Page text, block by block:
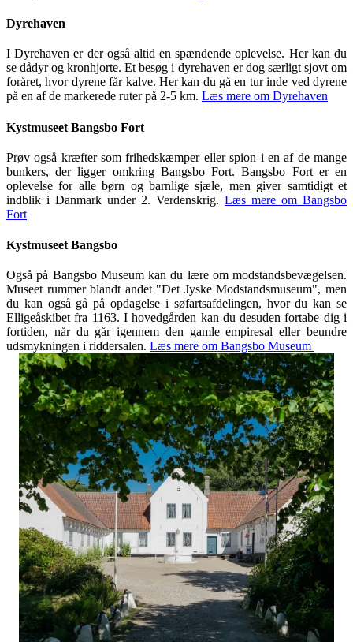
Dyrehaven
I Dyrehaven er der også altid en spændende oplevelse. Her kan du
se dådyr og kronhjorte. Et besøg i dyrehaven er dog særligt sjovt om
foråret, hvor dyrene får kalve. Her kan du gå en tur inde ved dyrene
på en af de markerede ruter på 2-5 km. Læs mere om Dyrehaven
Kystmuseet Bangsbo Fort
Prøv også kræfter som frihedskæmper eller spion i en af de mange
bunkers, der ligger omkring Bangsbo Fort. Bangsbo Fort er en
oplevelse for alle børn og barnlige sjæle, men giver samtidigt et
indblik i Danmark under 2. Verdenskrig. Læs mere om Bangsbo
Fort
Kystmuseet Bangsbo
Også på Bangsbo Museum kan du lære om modstandsbevægelsen.
Museet rummer blandt andet "Det Jyske Modstandsmuseum", men
du kan også gå på opdagelse i søfartsafdelingen, hvor du kan se
Elligeåskibet fra 1163. I hovedgården kan du desuden fortabe dig i
fortiden, når du går igennem den gamle empiresal eller beundre
udsmykningen i riddersalen. Læs mere om Bangsbo Museum